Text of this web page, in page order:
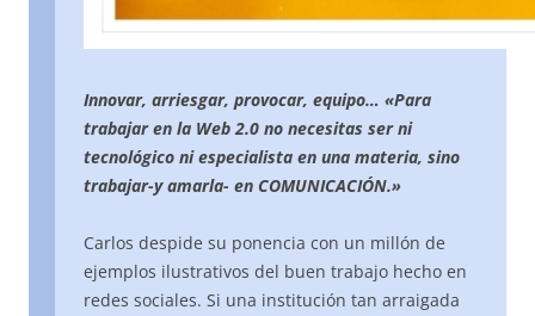
Innovar, arriesgar, provocar, equipo… «Para
trabajar en la Web 2.0 no necesitas ser ni
tecnológico ni especialista en una materia, sino
trabajar-y amarla- en COMUNICACIÓN.»
Carlos despide su ponencia con un millón de
ejemplos ilustrativos del buen trabajo hecho en
redes sociales. Si una institución tan arraigada